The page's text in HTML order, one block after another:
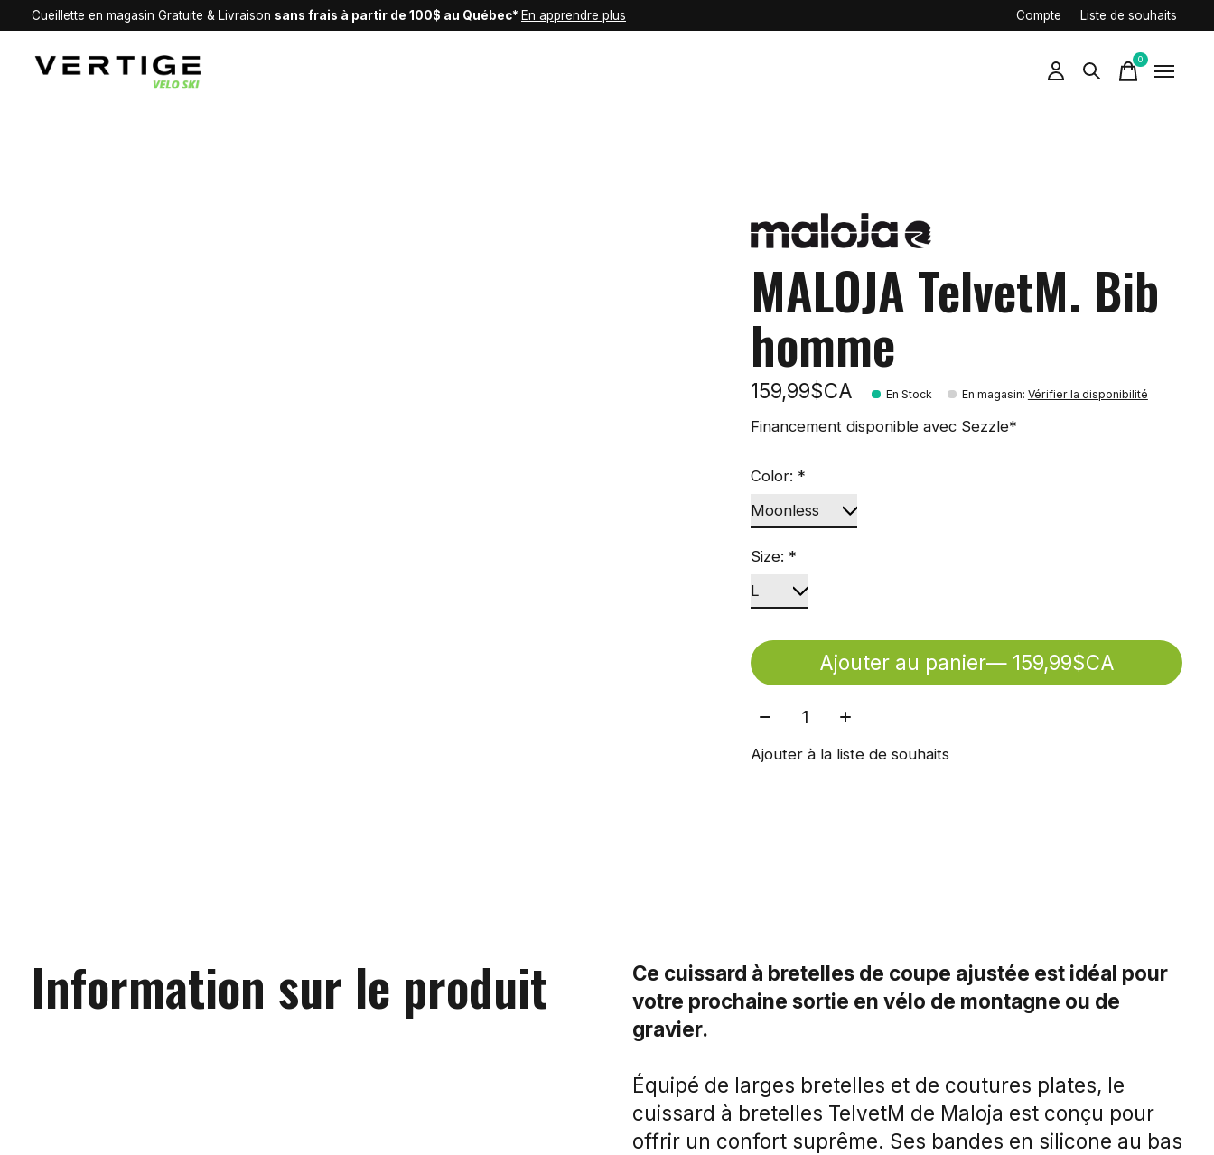
Cueillette en magasin Gratuite & Livraison sans frais à partir de 100$ au Québec* En apprendre plus Compte Liste de souhaits
0items
MALOJA TelvetM. Bib
homme
159,99$CA En Stock En magasin: Vérifier la disponibilité
Financement disponible avec Sezzle*
Color: *
Size: *
Ajouter au panier
— 159,99$CA
Quantité:
Ajouter à la liste de souhaits
Information sur le produit
Ce cuissard à bretelles de coupe ajustée est idéal pour
votre prochaine sortie en vélo de montagne ou de
gravier.
Équipé de larges bretelles et de coutures plates, le
cuissard à bretelles TelvetM de Maloja est conçu pour
offrir un confort suprême. Ses bandes en silicone au bas